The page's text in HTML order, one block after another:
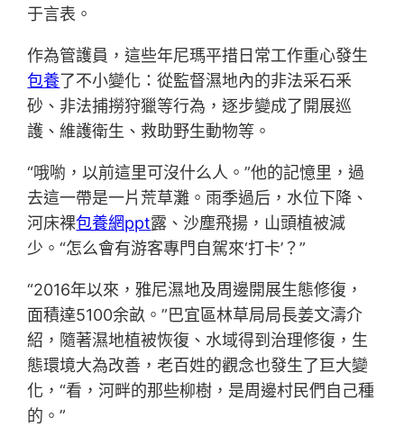
于言表。
作為管護員，這些年尼瑪平措日常工作重心發生
包養了不小變化：從監督濕地內的非法采石釆
砂、非法捕撈狩獵等行為，逐步變成了開展巡
護、維護衛生、救助野生動物等。
“哦喲，以前這里可沒什么人。”他的記憶里，過
去這一帶是一片荒草灘。雨季過后，水位下降、
河床裸包養網ppt露、沙塵飛揚，山頭植被減
少。“怎么會有游客專門自駕來‘打卡’？”
“2016年以來，雅尼濕地及周邊開展生態修復，
面積達5100余畝。”巴宜區林草局局長姜文濤介
紹，隨著濕地植被恢復、水域得到治理修復，生
態環境大為改善，老百姓的觀念也發生了巨大變
化，“看，河畔的那些柳樹，是周邊村民們自己種
的。”